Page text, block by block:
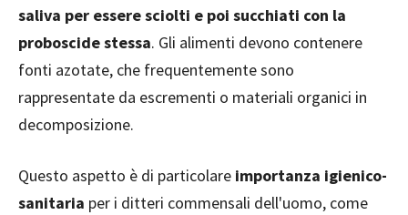
saliva per essere sciolti e poi succhiati con la
proboscide stessa. Gli alimenti devono contenere
fonti azotate, che frequentemente sono
rappresentate da escrementi o materiali organici in
decomposizione.
Questo aspetto è di particolare importanza igienico-
sanitaria per i ditteri commensali dell'uomo, come